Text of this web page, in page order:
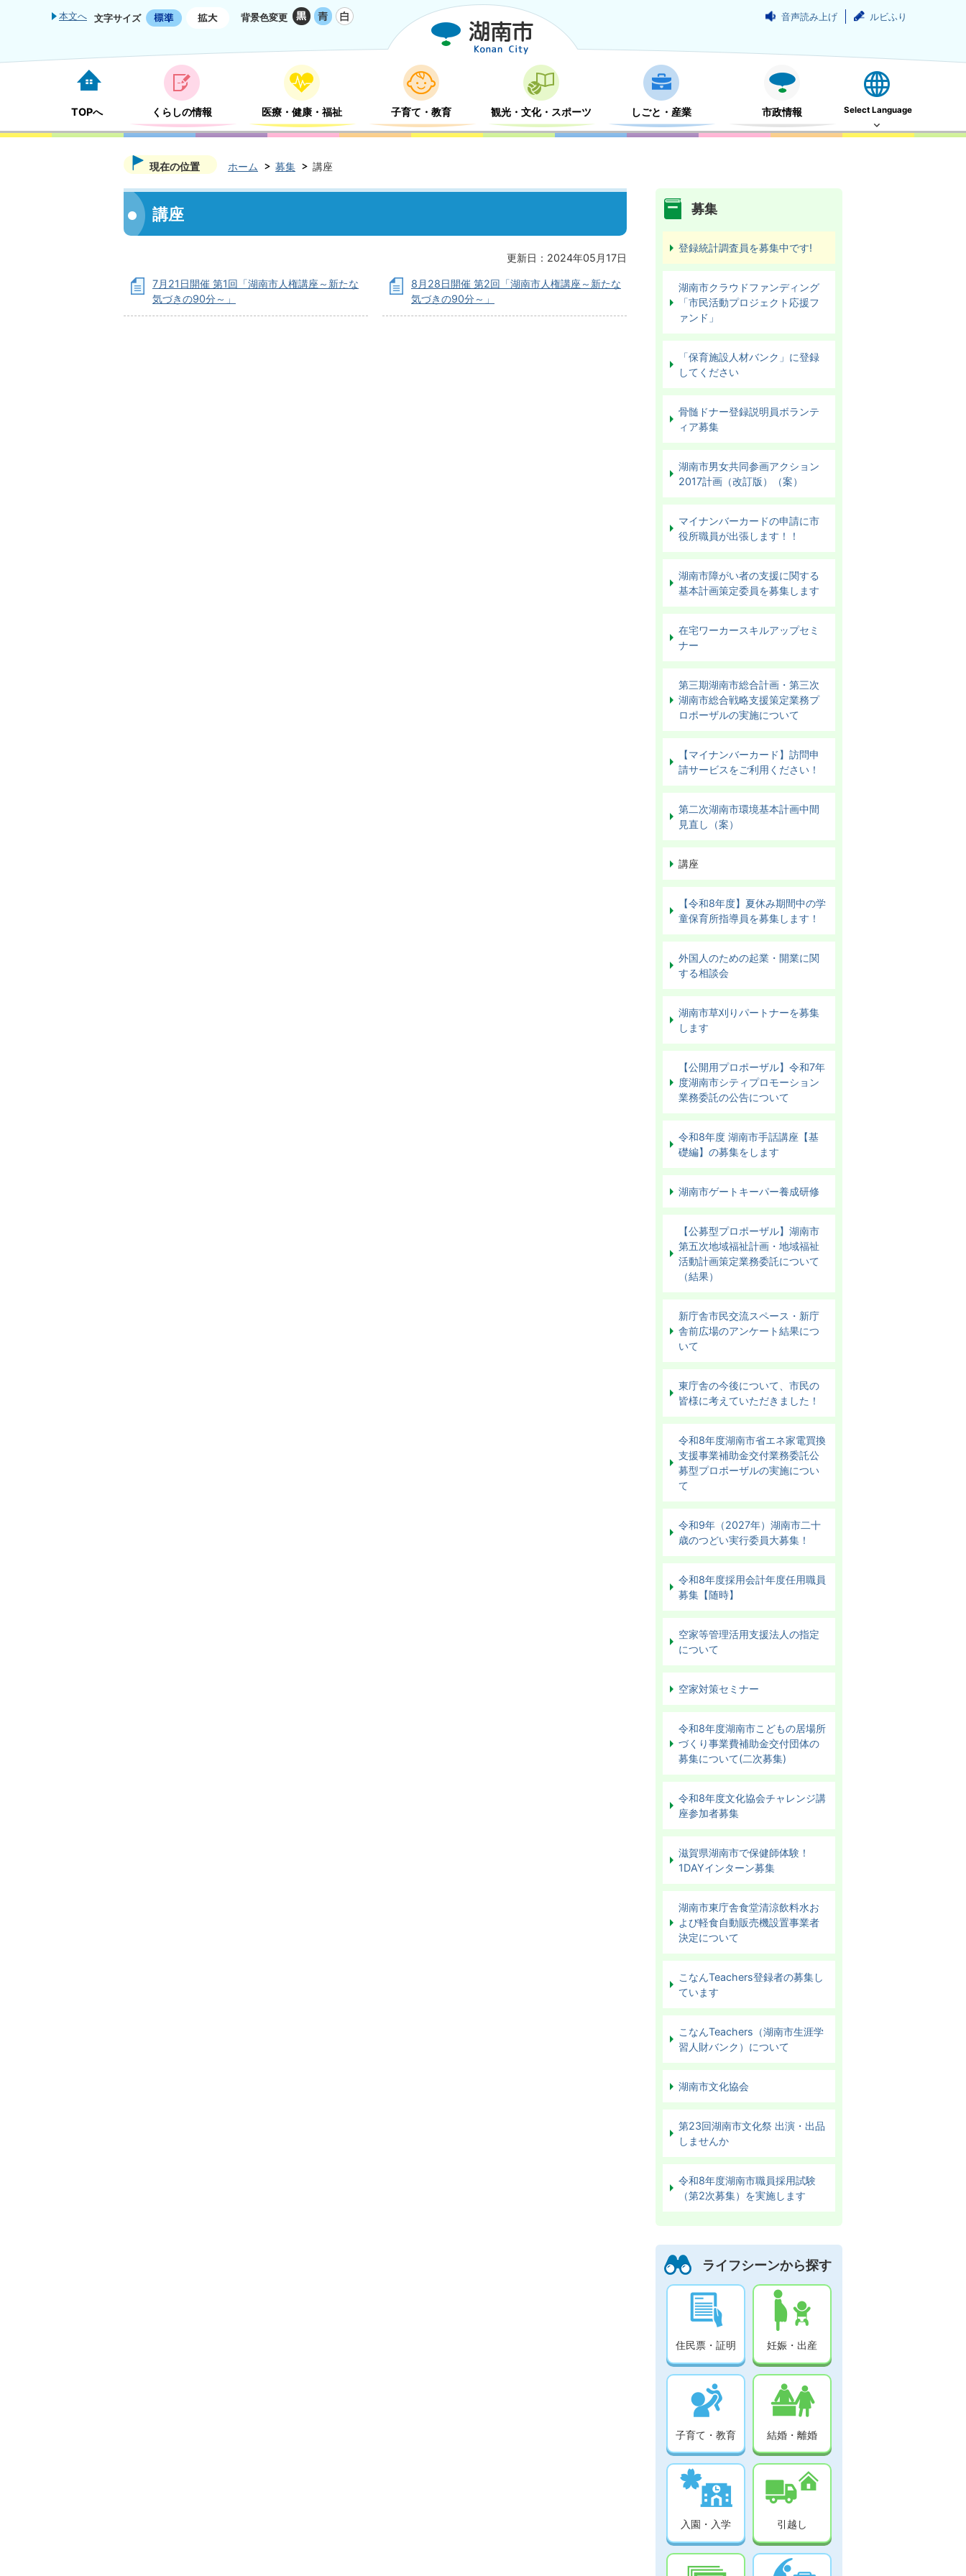
本文へ 文字サイズ 背景色変更 音声読み上げ ルビふり
TOPへ くらしの情報 医療・健康・福祉 子育て・教育 観光・文化・スポーツ しごと・産業 市政情報 Select Language
現在の位置 ホーム 募集 講座
講座
更新日：2024年05月17日
7月21日開催 第1回「湖南市人権講座～新たな
気づきの90分～」
8月28日開催 第2回「湖南市人権講座～新たな
気づきの90分～」
募集
登録統計調査員を募集中です!
湖南市クラウドファンディング
「市民活動プロジェクト応援フ
ァンド」
「保育施設人材バンク」に登録
してください
骨髄ドナー登録説明員ボランテ
ィア募集
湖南市男女共同参画アクション
2017計画（改訂版）（案）
マイナンバーカードの申請に市
役所職員が出張します！！
湖南市障がい者の支援に関する
基本計画策定委員を募集します
在宅ワーカースキルアップセミ
ナー
第三期湖南市総合計画・第三次
湖南市総合戦略支援策定業務プ
ロポーザルの実施について
【マイナンバーカード】訪問申
請サービスをご利用ください！
第二次湖南市環境基本計画中間
見直し（案）
講座
【令和8年度】夏休み期間中の学
童保育所指導員を募集します！
外国人のための起業・開業に関
する相談会
湖南市草刈りパートナーを募集
します
【公開用プロポーザル】令和7年
度湖南市シティプロモーション
業務委託の公告について
令和8年度 湖南市手話講座【基
礎編】の募集をします
湖南市ゲートキーパー養成研修
【公募型プロポーザル】湖南市
第五次地域福祉計画・地域福祉
活動計画策定業務委託について
（結果）
新庁舎市民交流スペース・新庁
舎前広場のアンケート結果につ
いて
東庁舎の今後について、市民の
皆様に考えていただきました！
令和8年度湖南市省エネ家電買換
支援事業補助金交付業務委託公
募型プロポーザルの実施につい
て
令和9年（2027年）湖南市二十
歳のつどい実行委員大募集！
令和8年度採用会計年度任用職員
募集【随時】
空家等管理活用支援法人の指定
について
空家対策セミナー
令和8年度湖南市こどもの居場所
づくり事業費補助金交付団体の
募集について(二次募集)
令和8年度文化協会チャレンジ講
座参加者募集
滋賀県湖南市で保健師体験！
1DAYインターン募集
湖南市東庁舎食堂清涼飲料水お
よび軽食自動販売機設置事業者
決定について
こなんTeachers登録者の募集し
ています
こなんTeachers（湖南市生涯学
習人財バンク）について
湖南市文化協会
第23回湖南市文化祭 出演・出品
しませんか
令和8年度湖南市職員採用試験
（第2次募集）を実施します
ライフシーンから探す
住民票・証明 妊娠・出産
子育て・教育 結婚・離婚
入園・入学 引越し